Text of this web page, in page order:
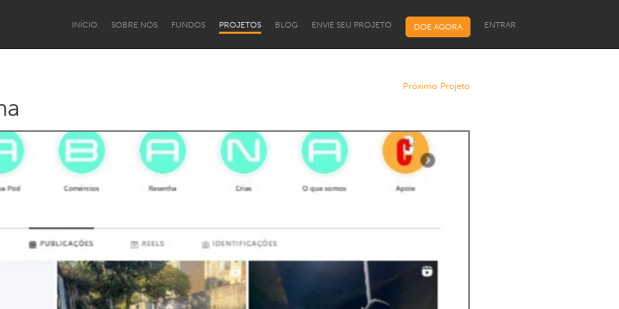
INÍCIO SOBRE NÓS FUNDOS PROJETOS BLOG ENVIE SEU PROJETO DOE AGORA ENTRAR
Institucional PCD e Terceira Idade Pessoas Migrantes
Programa de Bolsas para
Próximo Projeto